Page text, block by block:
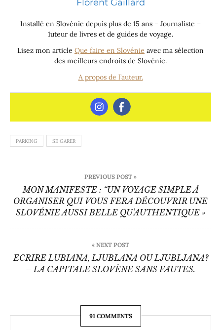
Florent Gaillard
Installé en Slovénie depuis plus de 15 ans – Journaliste –
1uteur de livres et de guides de voyage.
Lisez mon article Que faire en Slovénie avec ma sélection
des meilleurs endroits de Slovénie.
A propos de l’auteur.
PARKING SE GARER
de
l’article
PREVIOUS POST »
MON MANIFESTE : “UN VOYAGE SIMPLE À
ORGANISER QUI VOUS FERA DÉCOUVRIR UNE
SLOVÉNIE AUSSI BELLE QU’AUTHENTIQUE »
« NEXT POST
ECRIRE LUBIANA, LJUBLANA OU LJUBLJANA?
– LA CAPITALE SLOVÈNE SANS FAUTES.
91 COMMENTS